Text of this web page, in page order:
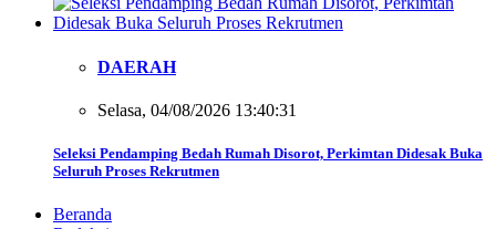
DAERAH
Selasa, 04/08/2026 13:40:31
Seleksi Pendamping Bedah Rumah Disorot, Perkimtan Didesak Buka
Seluruh Proses Rekrutmen
Beranda